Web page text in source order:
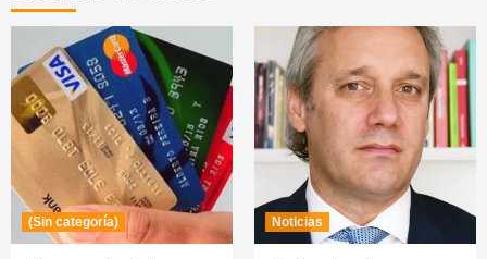
(Sin categoría) Noticias